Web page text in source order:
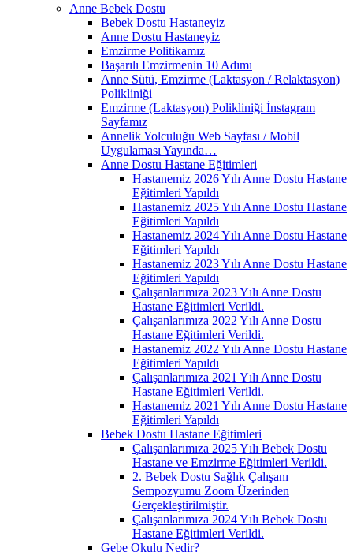
Anne Bebek Dostu
Bebek Dostu Hastaneyiz
Anne Dostu Hastaneyiz
Emzirme Politikamız
Başarılı Emzirmenin 10 Adımı
Anne Sütü, Emzirme (Laktasyon / Relaktasyon)
Polikliniği
Emzirme (Laktasyon) Polikliniği İnstagram
Sayfamız
Annelik Yolculuğu Web Sayfası / Mobil
Uygulaması Yayında…
Anne Dostu Hastane Eğitimleri
Hastanemiz 2026 Yılı Anne Dostu Hastane
Eğitimleri Yapıldı
Hastanemiz 2025 Yılı Anne Dostu Hastane
Eğitimleri Yapıldı
Hastanemiz 2024 Yılı Anne Dostu Hastane
Eğitimleri Yapıldı
Hastanemiz 2023 Yılı Anne Dostu Hastane
Eğitimleri Yapıldı
Çalışanlarımıza 2023 Yılı Anne Dostu
Hastane Eğitimleri Verildi.
Çalışanlarımıza 2022 Yılı Anne Dostu
Hastane Eğitimleri Verildi.
Hastanemiz 2022 Yılı Anne Dostu Hastane
Eğitimleri Yapıldı
Çalışanlarımıza 2021 Yılı Anne Dostu
Hastane Eğitimleri Verildi.
Hastanemiz 2021 Yılı Anne Dostu Hastane
Eğitimleri Yapıldı
Bebek Dostu Hastane Eğitimleri
Çalışanlarımıza 2025 Yılı Bebek Dostu
Hastane ve Emzirme Eğitimleri Verildi.
2. Bebek Dostu Sağlık Çalışanı
Sempozyumu Zoom Üzerinden
Gerçekleştirilmiştir.
Çalışanlarımıza 2024 Yılı Bebek Dostu
Hastane Eğitimleri Verildi.
Gebe Okulu Nedir?